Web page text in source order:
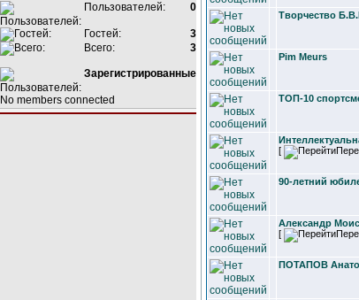
Пользователей: 0
Гостей:
3
Всего:
3
Зарегистрированные
No members connected
Творчество
Pim Meurs
ТОП-10
[
90-летний
Александр
[
ПОТАПОВ